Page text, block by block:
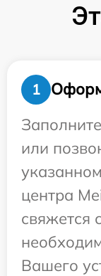
1
или
центра
свяжется
Вашего